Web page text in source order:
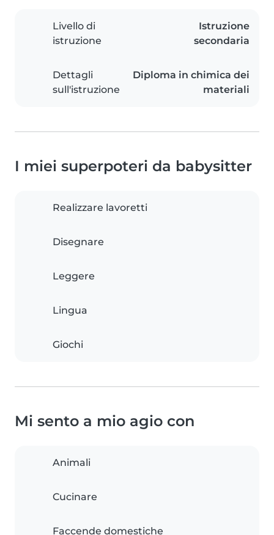
Livello di
istruzione
Istruzione
secondaria
Dettagli
sull'istruzione
Diploma in chimica dei
materiali
I miei superpoteri da babysitter
Realizzare lavoretti
Disegnare
Leggere
Lingua
Giochi
Mi sento a mio agio con
Animali
Cucinare
Faccende domestiche